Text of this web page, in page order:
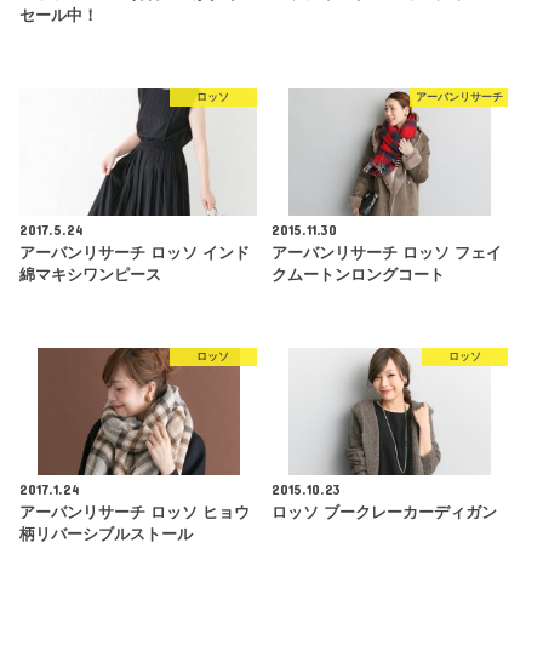
セール中！
ロッソ
2017.5.24
アーバンリサーチ ロッソ インド
綿マキシワンピース
アーバンリサーチ
2015.11.30
アーバンリサーチ ロッソ フェイ
クムートンロングコート
ロッソ
2017.1.24
アーバンリサーチ ロッソ ヒョウ
柄リバーシブルストール
ロッソ
2015.10.23
ロッソ ブークレーカーディガン